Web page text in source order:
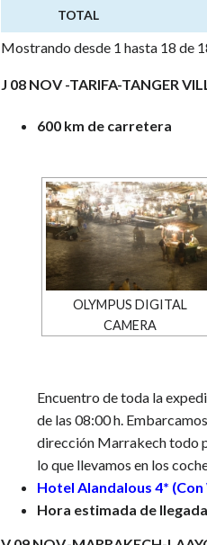
TOTAL
Mostrando desde 1 hasta 18 de
J 08 NOV -TARIFA-TANGER
600 km de carretera
OLYMPUS DIGITAL
CAMERA
Encuentro de toda la
de las 08:00 h.
dirección Marrakech todo
lo que llevamos en los
Hotel Alandalous 4*
Hora estimada de